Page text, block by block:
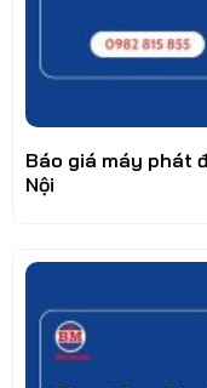
Báo giá máy phát
Nội